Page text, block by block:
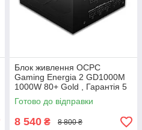
Блок живлення OCPC
Gaming Energia 2 GD1000M
1000W 80+ Gold , Гарантія 5
років
Готово до відправки
8 540 ₴ 8 800 ₴